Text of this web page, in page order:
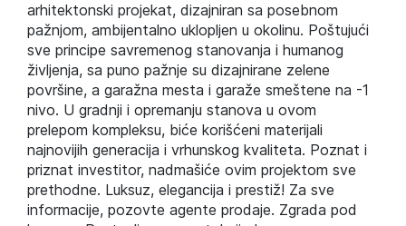
arhitektonski projekat, dizajniran sa posebnom
pažnjom, ambijentalno uklopljen u okolinu. Poštujući
sve principe savremenog stanovanja i humanog
življenja, sa puno pažnje su dizajnirane zelene
površine, a garažna mesta i garaže smeštene na -1
nivo. U gradnji i opremanju stanova u ovom
prelepom kompleksu, biće korišćeni materijali
najnovijih generacija i vrhunskog kvaliteta. Poznat i
priznat investitor, nadmašiće ovim projektom sve
prethodne. Luksuz, elegancija i prestiž! Za sve
informacije, pozovte agente prodaje. Zgrada pod